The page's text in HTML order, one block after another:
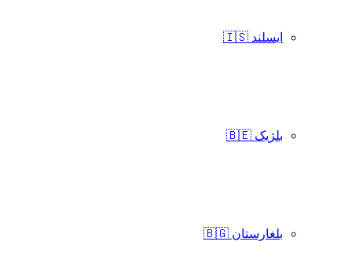
ایسلند 🇮🇸
بلژیک 🇧🇪
بلغارستان 🇧🇬